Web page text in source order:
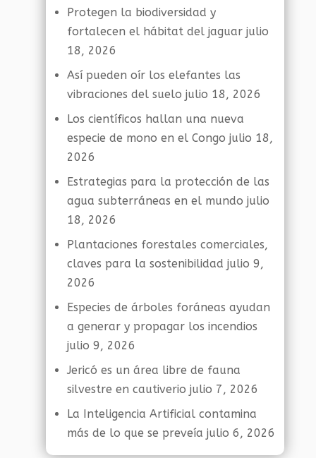
Protegen la biodiversidad y
fortalecen el hábitat del jaguar julio
18, 2026
Así pueden oír los elefantes las
vibraciones del suelo julio 18, 2026
Los científicos hallan una nueva
especie de mono en el Congo julio 18,
2026
Estrategias para la protección de las
agua subterráneas en el mundo julio
18, 2026
Plantaciones forestales comerciales,
claves para la sostenibilidad julio 9,
2026
Especies de árboles foráneas ayudan
a generar y propagar los incendios
julio 9, 2026
Jericó es un área libre de fauna
silvestre en cautiverio julio 7, 2026
La Inteligencia Artificial contamina
más de lo que se preveía julio 6, 2026